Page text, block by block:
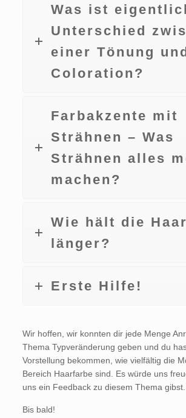
Was ist
Unterschied
einer Tönung
Coloration?
Farbakzente mit
Strähnen – Was
Strähnen alles
machen?
Wie hält die
länger?
Erste Hilfe!
Wir hoffen, wir konnten dir jede Menge
Thema Typveränderung geben und du
Vorstellung bekommen, wie vielfältig die
Bereich Haarfarbe sind. Es würde uns
uns ein Feedback zu diesem Thema
Bis bald!